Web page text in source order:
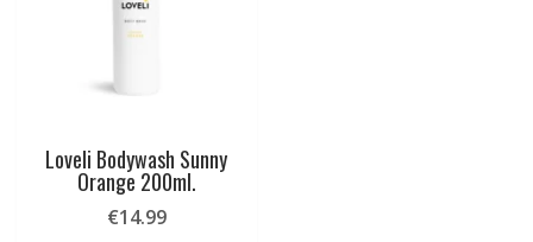
Loveli Bodywash Sunny
Orange 200ml.
€14.99